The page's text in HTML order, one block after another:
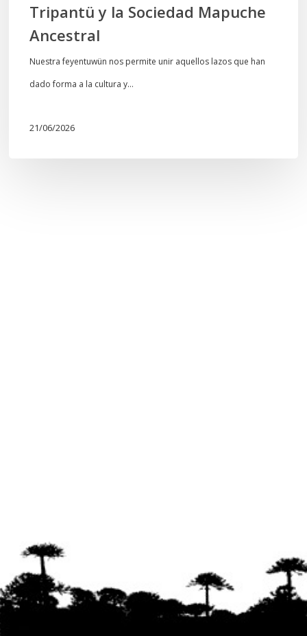
Tripantü y la Sociedad Mapuche
Ancestral
Nuestra feyentuwün nos permite unir aquellos lazos que han
dado forma a la cultura y…
21/06/2026